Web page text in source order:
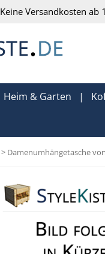
Keine Versandkosten ab
Heim & Garten |
> Damenumhängetasche